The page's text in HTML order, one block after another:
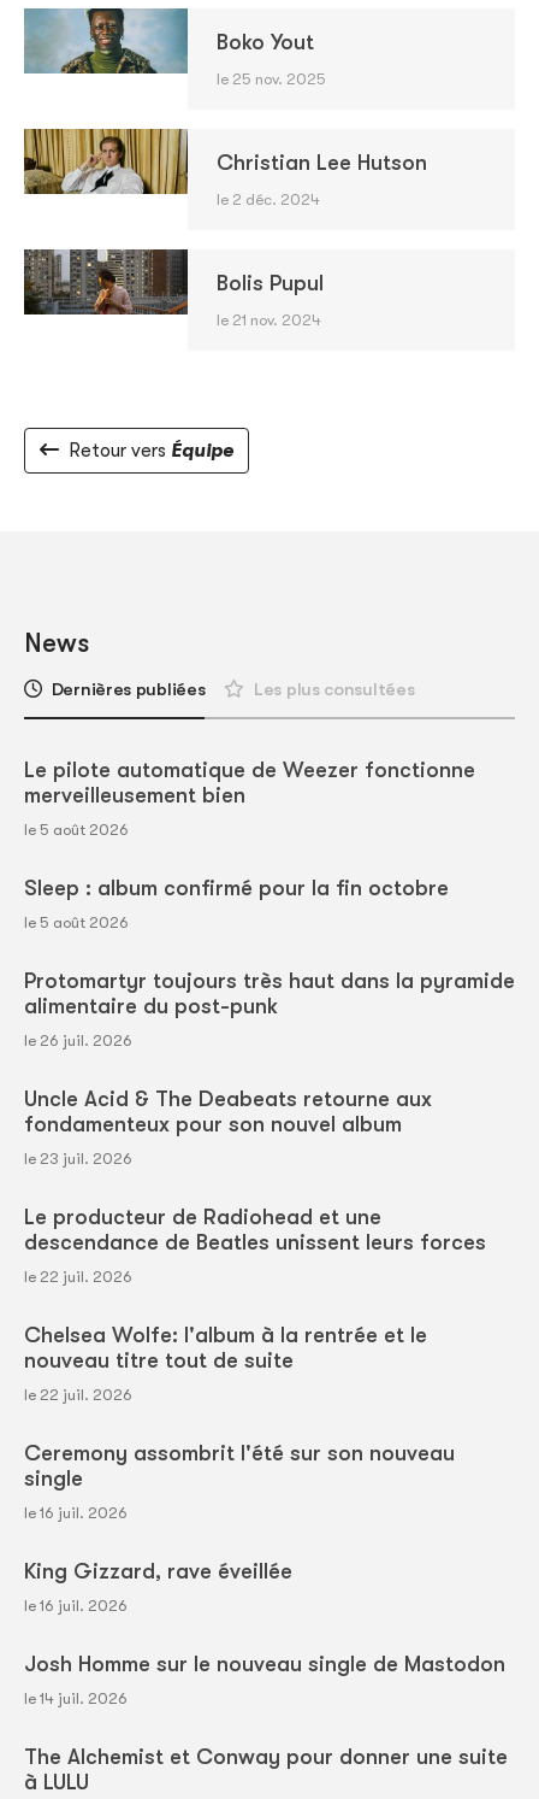
Boko Yout
le 25 nov. 2025
Christian Lee Hutson
le 2 déc. 2024
Bolis Pupul
le 21 nov. 2024
Retour vers Équipe
News
Dernières publiées Les plus consultées
Le pilote automatique de Weezer fonctionne
merveilleusement bien
le 5 août 2026
Sleep : album confirmé pour la fin octobre
le 5 août 2026
Protomartyr toujours très haut dans la pyramide
alimentaire du post-punk
le 26 juil. 2026
Uncle Acid & The Deabeats retourne aux
fondamenteux pour son nouvel album
le 23 juil. 2026
Le producteur de Radiohead et une
descendance de Beatles unissent leurs forces
le 22 juil. 2026
Chelsea Wolfe: l'album à la rentrée et le
nouveau titre tout de suite
le 22 juil. 2026
Ceremony assombrit l'été sur son nouveau
single
le 16 juil. 2026
King Gizzard, rave éveillée
le 16 juil. 2026
Josh Homme sur le nouveau single de Mastodon
le 14 juil. 2026
The Alchemist et Conway pour donner une suite
à LULU